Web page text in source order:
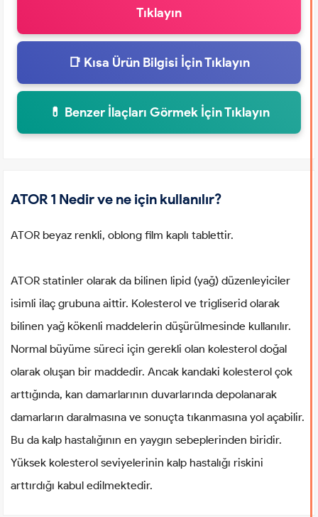
Tıklayın
📑 Kısa Ürün Bilgisi İçin Tıklayın
💊 Benzer İlaçları Görmek İçin Tıklayın
ATOR 1 Nedir ve ne için kullanılır?
ATOR beyaz renkli, oblong film kaplı tablettir.
ATOR statinler olarak da bilinen lipid (yağ) düzenleyiciler
isimli ilaç grubuna aittir. Kolesterol ve trigliserid olarak
bilinen yağ kökenli maddelerin düşürülmesinde kullanılır.
Normal büyüme süreci için gerekli olan kolesterol doğal
olarak oluşan bir maddedir. Ancak kandaki kolesterol çok
arttığında, kan damarlarının duvarlarında depolanarak
damarların daralmasına ve sonuçta tıkanmasına yol açabilir.
Bu da kalp hastalığının en yaygın sebeplerinden biridir.
Yüksek kolesterol seviyelerinin kalp hastalığı riskini
arttırdığı kabul edilmektedir.